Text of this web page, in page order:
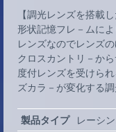
【調光レンズを搭載
形状記憶フレ－ムに
レンズなのでレンズ
クロスカントリ－か
度付レンズを受けら
ズカラ－が変化する
製品タイプ
レーシ